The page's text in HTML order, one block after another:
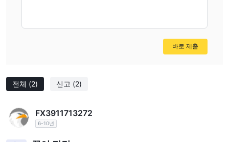
전체 (2) 신고 (2)
FX3911713272
6-10년
바로 제출